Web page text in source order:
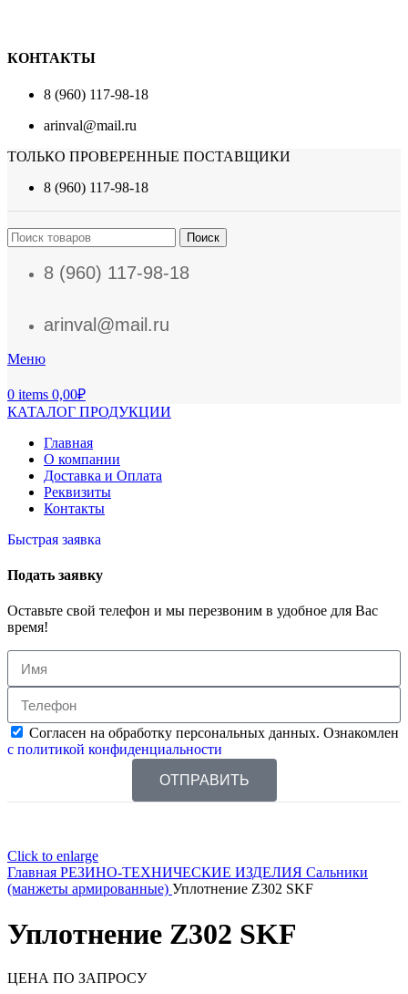
КОНТАКТЫ
8 (960) 117-98-18
arinval@mail.ru
ТОЛЬКО ПРОВЕРЕННЫЕ ПОСТАВЩИКИ
8 (960) 117-98-18
Поиск
8 (960) 117-98-18
arinval@mail.ru
Меню
0 items 0,00₽
КАТАЛОГ ПРОДУКЦИИ
Главная
О компании
Доставка и Оплата
Реквизиты
Контакты
Быстрая заявка
Подать заявку
Оставьте свой телефон и мы перезвоним в удобное для Вас
время!
Согласен на обработку персональных данных. Ознакомлен
с политикой конфиденциальности
ОТПРАВИТЬ
Click to enlarge
Главная РЕЗИНО-ТЕХНИЧЕСКИЕ ИЗДЕЛИЯ Сальники
(манжеты армированные) Уплотнение Z302 SKF
Уплотнение Z302 SKF
ЦЕНА ПО ЗАПРОСУ